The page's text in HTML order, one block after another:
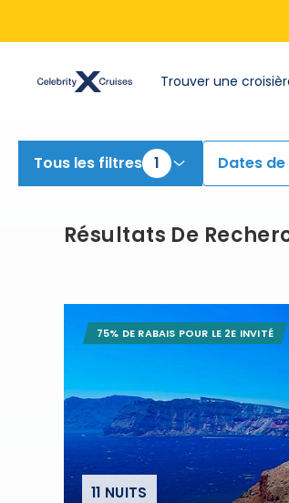
Trouver une
Tous les filtres 1 Dates
Résultats De
11 NUITS
75% DE RABAIS POUR LE 2E INVITÉ